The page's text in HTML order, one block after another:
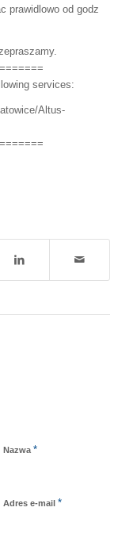
prawidlowo od godz
services:
Altus-
Nazwa *
Adres e-mail *